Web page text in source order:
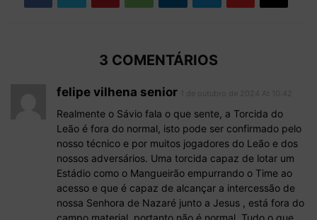
3 COMENTÁRIOS
felipe vilhena senior
Realmente o Sávio fala o que sente, a Torcida do
Leão é fora do normal, isto pode ser confirmado pelo
nosso técnico e por muitos jogadores do Leão e dos
nossos adversários. Uma torcida capaz de lotar um
Estádio como o Mangueirão empurrando o Time ao
acesso e que é capaz de alcançar a intercessão de
nossa Senhora de Nazaré junto a Jesus , está fora do